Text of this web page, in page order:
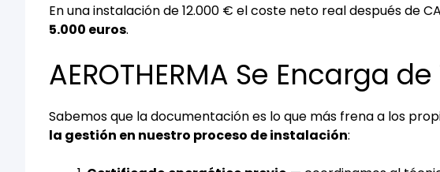
En una instalación de 12.000 € el coste neto real después de
5.000 euros.
AEROTHERMA Se Encarga
Sabemos que la documentación es lo que más frena a los
la gestión en nuestro proceso de instalación: